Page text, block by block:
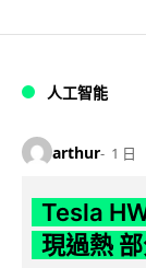
人工智能
arthur 1 日
Tesla
現過熱